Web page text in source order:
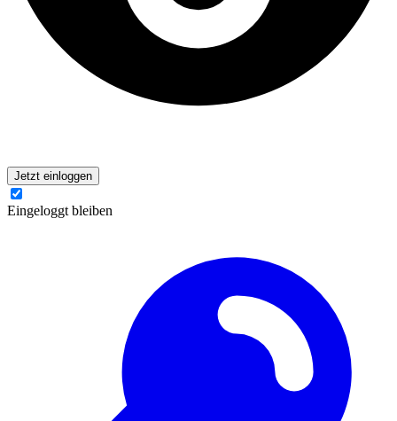
Jetzt einloggen
Eingeloggt bleiben